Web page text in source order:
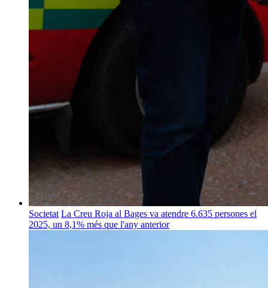
Societat La Creu Roja al Bages va atendre 6.635 persones el
2025, un 8,1% més que l'any anterior